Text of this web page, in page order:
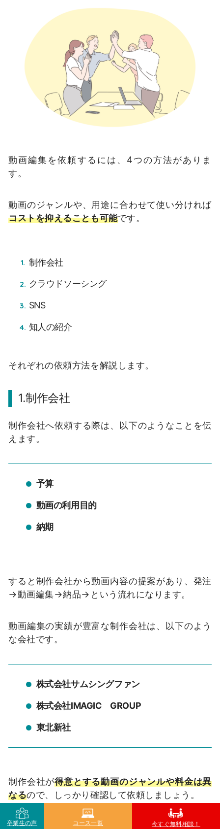
動画編集を依頼するには、4つの方法がありま
す。
動画のジャンルや、用途に合わせて使い分ければ
コストを抑えることも可能です。
制作会社
クラウドソーシング
SNS
知人の紹介
それぞれの依頼方法を解説します。
1.制作会社
制作会社へ依頼する際は、以下のようなことを伝
えます。
予算
動画の利用目的
納期
すると制作会社から動画内容の提案があり、発注
→動画編集→納品→という流れになります。
動画編集の実績が豊富な制作会社は、以下のよう
な会社です。
株式会社サムシングファン
株式会社IMAGIC GROUP
東北新社
制作会社が得意とする動画のジャンルや料金は異
なるので、しっかり確認して依頼しましょう。
卒業生の声 コース一覧 今すぐ無料相談！